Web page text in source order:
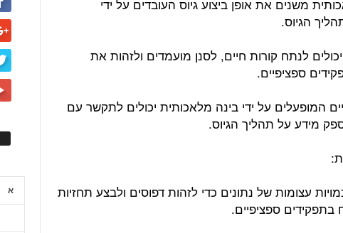
משנים את אופן ביצוע גיוס העובדים על ידי
הגיוס.
לנתח קורות חיים, לסנן מועמדים ולזהות את
ספציפיים.
המופעלים על ידי בינה מלאכותית יכולים לתקשר עם
מידע על תהליך הגיוס.
עצומות של נתונים כדי לזהות דפוסים ולבצע תחזיות
בתפקידים ספציפיים.
א